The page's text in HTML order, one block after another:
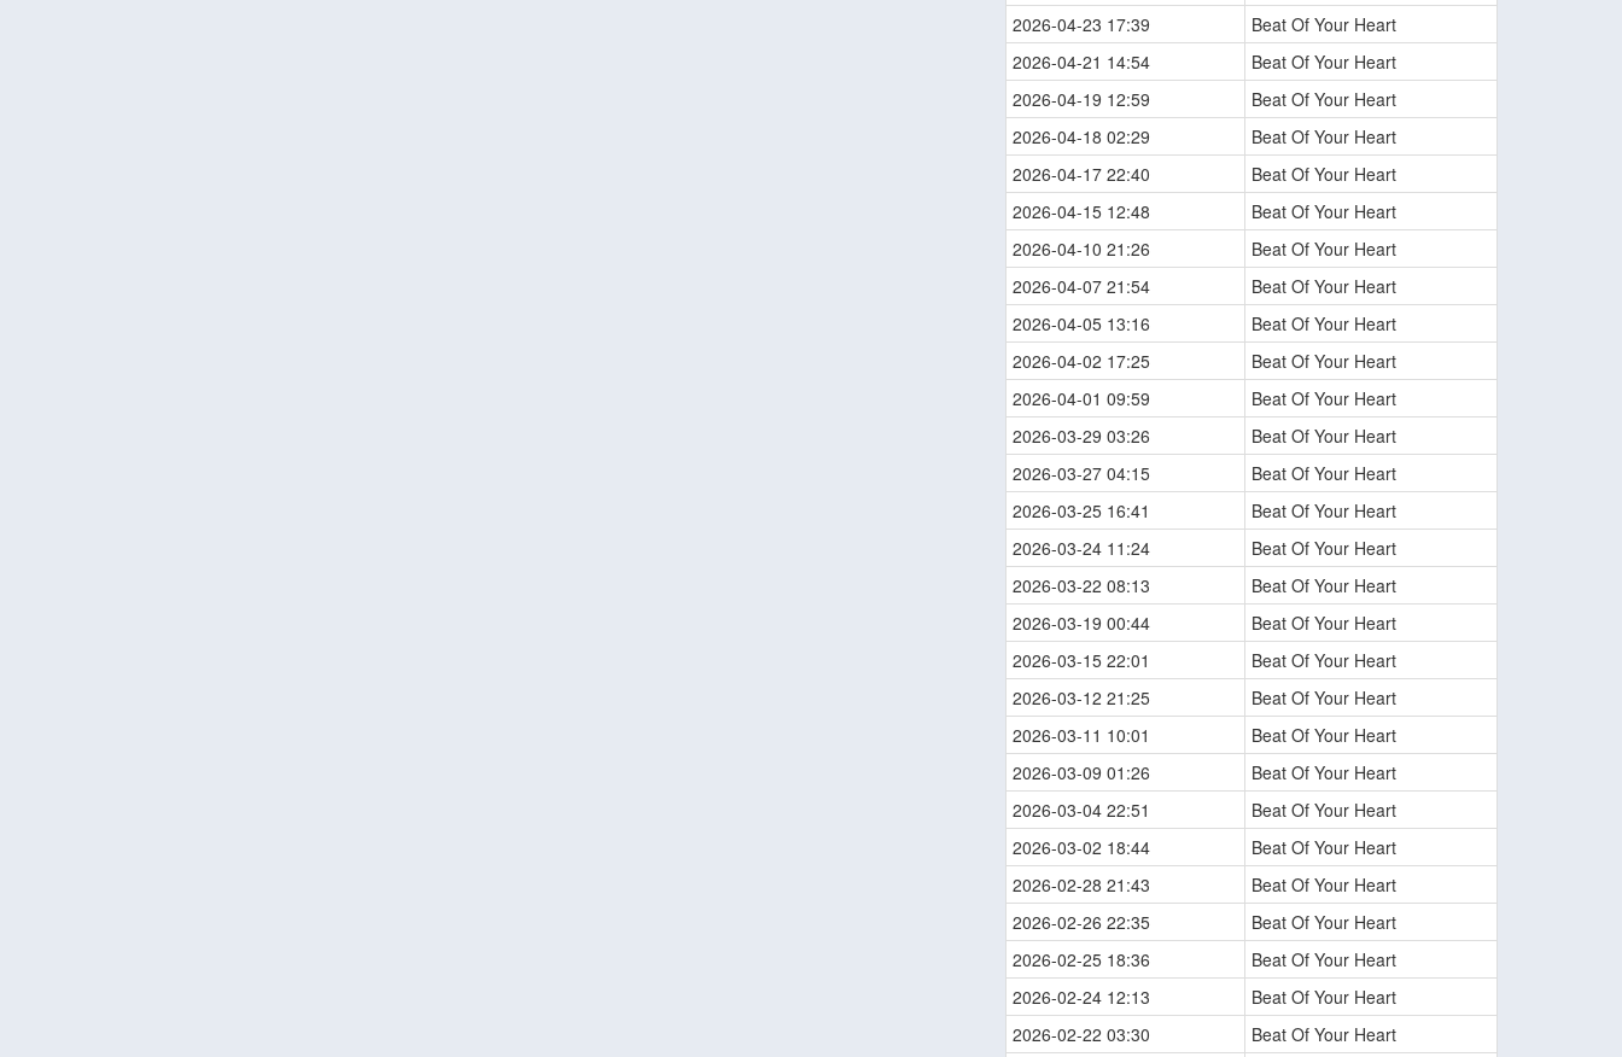
2026-04-23 17:39
Beat Of Your Heart
2026-04-21 14:54
Beat Of Your Heart
2026-04-19 12:59
Beat Of Your Heart
2026-04-18 02:29
Beat Of Your Heart
2026-04-17 22:40
Beat Of Your Heart
2026-04-15 12:48
Beat Of Your Heart
2026-04-10 21:26
Beat Of Your Heart
2026-04-07 21:54
Beat Of Your Heart
2026-04-05 13:16
Beat Of Your Heart
2026-04-02 17:25
Beat Of Your Heart
2026-04-01 09:59
Beat Of Your Heart
2026-03-29 03:26
Beat Of Your Heart
2026-03-27 04:15
Beat Of Your Heart
2026-03-25 16:41
Beat Of Your Heart
2026-03-24 11:24
Beat Of Your Heart
2026-03-22 08:13
Beat Of Your Heart
2026-03-19 00:44
Beat Of Your Heart
2026-03-15 22:01
Beat Of Your Heart
2026-03-12 21:25
Beat Of Your Heart
2026-03-11 10:01
Beat Of Your Heart
2026-03-09 01:26
Beat Of Your Heart
2026-03-04 22:51
Beat Of Your Heart
2026-03-02 18:44
Beat Of Your Heart
2026-02-28 21:43
Beat Of Your Heart
2026-02-26 22:35
Beat Of Your Heart
2026-02-25 18:36
Beat Of Your Heart
2026-02-24 12:13
Beat Of Your Heart
2026-02-22 03:30
Beat Of Your Heart